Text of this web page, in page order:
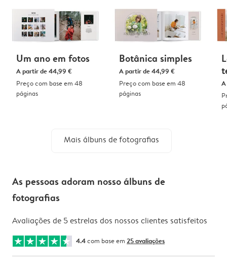
Um ano em fotos
A partir de44,99 €
Preço com base em 48
páginas
Botânica simples
A partir de44,99 €
Preço com base em 48
páginas
Mais álbuns de fotografias
As pessoas adoram nosso álbuns de
fotografias
Avaliações de 5 estrelas dos nossos clientes satisfeitos
4.4com base em 25 avaliações